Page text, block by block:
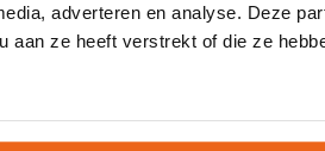
adverteren en analyse. Deze
aan ze heeft verstrekt of die ze